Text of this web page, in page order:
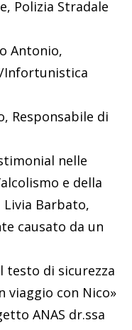
Polizia Stradale
Antonio,
Infortunistica
Responsabile di
nelle
e della
Barbato,
causato da un
testo di sicurezza
viaggio con Nico»
ANAS dr.ssa